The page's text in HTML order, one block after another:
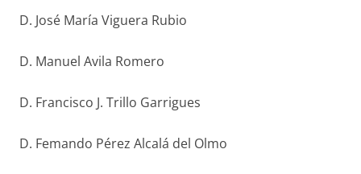
D. José María Viguera Rubio
D. Manuel Avila Romero
D. Francisco J. Trillo Garrigues
D. Femando Pérez Alcalá del Olmo